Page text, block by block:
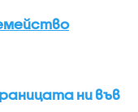
ни във